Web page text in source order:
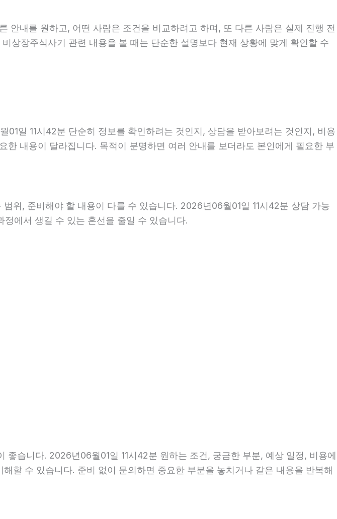
안내를 원하고, 어떤 사람은 조건을 비교하려고 하며, 또 다른 사람은 실제 진행 전
상장주식사기 관련 내용을 볼 때는 단순한 설명보다 현재 상황에 맞게 확인할 수
일 11시42분 단순히 정보를 확인하려는 것인지, 상담을 받아보려는 것인지, 비용
내용이 달라집니다. 목적이 분명하면 여러 안내를 보더라도 본인에게 필요한 부
위, 준비해야 할 내용이 다를 수 있습니다. 2026년06월01일 11시42분 상담 가능
에서 생길 수 있는 혼선을 줄일 수 있습니다.
습니다. 2026년06월01일 11시42분 원하는 조건, 궁금한 부분, 예상 일정, 비용에
할 수 있습니다. 준비 없이 문의하면 중요한 부분을 놓치거나 같은 내용을 반복해